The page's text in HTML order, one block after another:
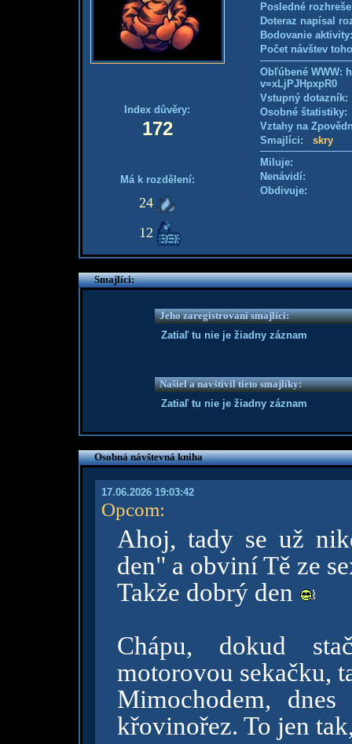
Index důvěry:
172
Má k rozdělení:
24
12
Posledné
Doteraz napísal
Bodovanie
Počet návštev
Obľúbené WWW:
v=xLjPJHpxpR0
Vstupný
Osobné
Vztahy na
Smajlíci: skry
Miluje:
Nenávidí:
Obdivuje:
Smajlíci:
Jeho zaregistrovaní smajlíci:
Zatiaľ tu nie je žiadny záznam
Našiel a navštívil tieto smajlíky:
Zatiaľ tu nie je žiadny záznam
Osobná návštevná kniha
17.06.2026 19:03:42
Opcom:
Ahoj, tady se už
den" a obviní Tě ze
Takže dobrý den
Chápu, dokud
motorovou sekačku,
Mimochodem,
křovinořez. To jen